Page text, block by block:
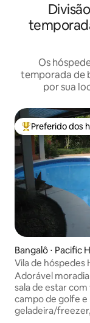
Os
temporada de
por sua
Entre os
Preferido dos
Bangalô ⋅ Pacific
Vila de hóspedes
Adorável
sala de estar
campo de golfe e
geladeira/